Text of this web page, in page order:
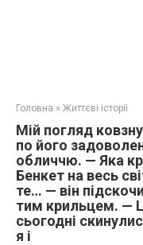
Головна » Життєві історії
Мій погляд
по його
обличчю. — Яка
Бенкет на весь
те… — він
тим крильцем. —
сьогодні
я і